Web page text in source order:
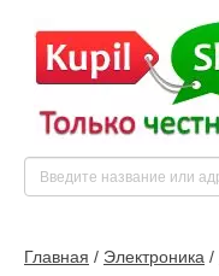
Главная / Электроника /